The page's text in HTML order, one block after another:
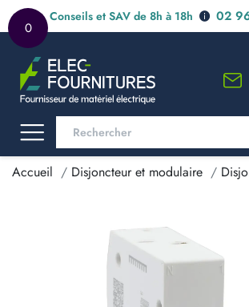
0
Conseils et SAV de 8h à 18h 02
Accueil Disjoncteur et modulaire